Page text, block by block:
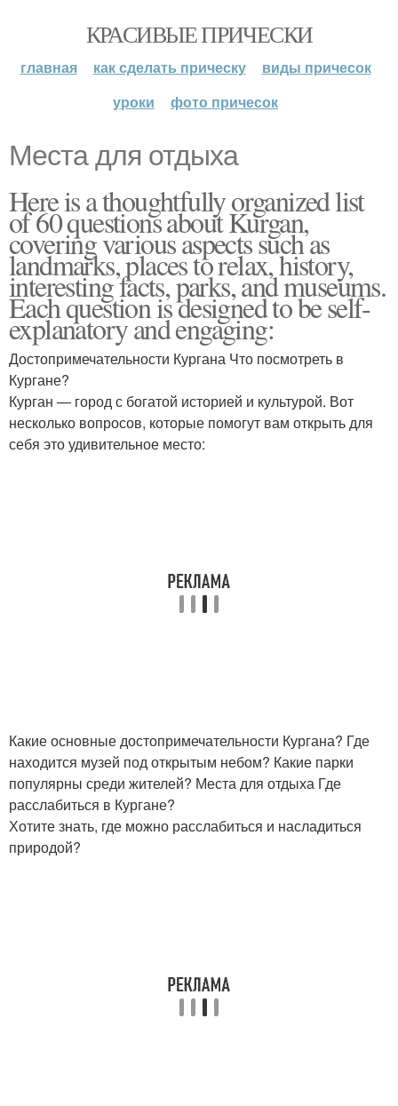
КРАСИВЫЕ ПРИЧЕСКИ
главная как сделать прическу
виды причесок
уроки
фото причесок
Места для отдыха
Here is a thoughtfully organized list
of 60 questions about Kurgan,
covering various aspects such as
landmarks, places to relax, history,
interesting facts, parks, and museums.
Each question is designed to be self-
explanatory and engaging:
Достопримечательности Кургана Что посмотреть в
Кургане?
Курган — город с богатой историей и культурой. Вот
несколько вопросов, которые помогут вам открыть для
себя это удивительное место:
Какие основные достопримечательности Кургана? Где
находится музей под открытым небом? Какие парки
популярны среди жителей? Места для отдыха Где
расслабиться в Кургане?
Хотите знать, где можно расслабиться и насладиться
природой?